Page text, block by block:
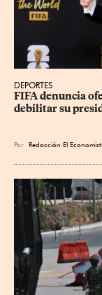
DEPORTES
FIFA denuncia
debilitar su
Por Redacción El